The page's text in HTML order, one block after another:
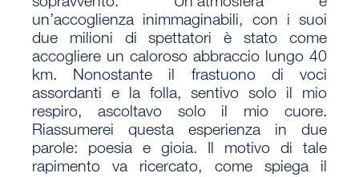
un’accoglienza inimmaginabili, con i suoi
due milioni di spettatori è stato come
accogliere un caloroso abbraccio lungo 40
km. Nonostante il frastuono di voci
assordanti e la folla, sentivo solo il mio
respiro, ascoltavo solo il mio cuore.
Riassumerei questa esperienza in due
parole: poesia e gioia. Il motivo di tale
rapimento va ricercato, come spiega il